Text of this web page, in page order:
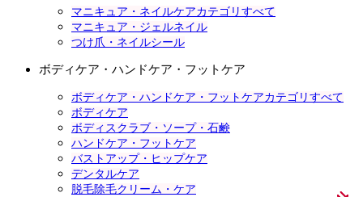
マニキュア・ネイルケアカテゴリすべて
マニキュア・ジェルネイル
つけ爪・ネイルシール
ボディケア・ハンドケア・フットケア
ボディケア・ハンドケア・フットケアカテゴリすべて
ボディケア
ボディスクラブ・ソープ・石鹸
ハンドケア・フットケア
バストアップ・ヒップケア
デンタルケア
脱毛除毛クリーム・ケア